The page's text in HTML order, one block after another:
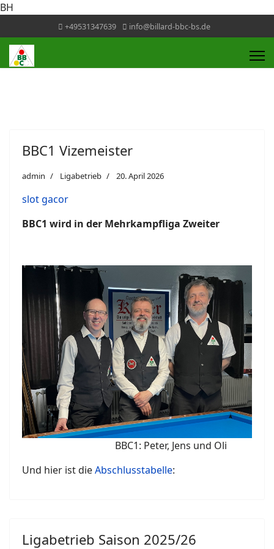
BH
+49531347639 info@billard-bbc-bs.de
BBC1 Vizemeister
admin Ligabetrieb 20. April 2026
slot gacor
BBC1 wird in der Mehrkampfliga Zweiter
BBC1: Peter, Jens und Oli
Und hier ist dieAbschlusstabelle:
Ligabetrieb Saison 2025/26